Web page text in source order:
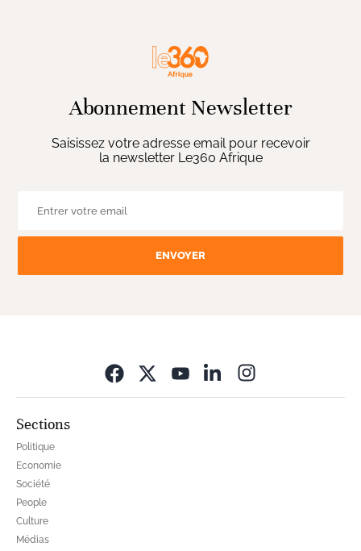
Abonnement Newsletter
Saisissez votre adresse email pour recevoir
la newsletter Le360 Afrique
ENVOYER
Sections
Politique
Economie
Société
People
Culture
Médias